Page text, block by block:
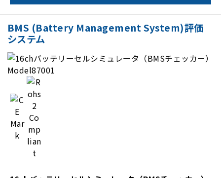
BMS (Battery Management System)評価
システム